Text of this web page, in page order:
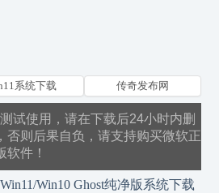
系统下载 传奇发布网
试使用，请在下载后24小时内删
否则后果自负，请支持购买微软正
软件！
Win10 Ghost纯净版系统下载